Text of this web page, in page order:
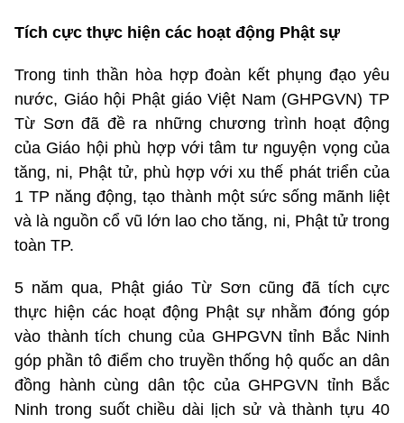
Tích cực thực hiện các hoạt động Phật sự
Trong tinh thần hòa hợp đoàn kết phụng đạo yêu
nước, Giáo hội Phật giáo Việt Nam (GHPGVN) TP
Từ Sơn đã đề ra những chương trình hoạt động
của Giáo hội phù hợp với tâm tư nguyện vọng của
tăng, ni, Phật tử, phù hợp với xu thế phát triển của
1 TP năng động, tạo thành một sức sống mãnh liệt
và là nguồn cổ vũ lớn lao cho tăng, ni, Phật tử trong
toàn TP.
5 năm qua, Phật giáo Từ Sơn cũng đã tích cực
thực hiện các hoạt động Phật sự nhằm đóng góp
vào thành tích chung của GHPGVN tỉnh Bắc Ninh
góp phần tô điểm cho truyền thống hộ quốc an dân
đồng hành cùng dân tộc của GHPGVN tỉnh Bắc
Ninh trong suốt chiều dài lịch sử và thành tựu 40